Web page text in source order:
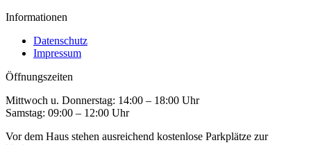
Informationen
Datenschutz
Impressum
Öffnungszeiten
Mittwoch u. Donnerstag: 14:00 – 18:00 Uhr
Samstag: 09:00 – 12:00 Uhr
Vor dem Haus stehen ausreichend kostenlose Parkplätze zur